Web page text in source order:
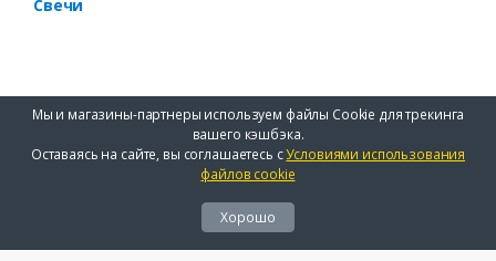
Свечи
Мы и магазины-партнеры используем файлы Cookie для трекинга
вашего кэшбэка.
Оставаясь на сайте, вы соглашаетесь сУсловиями использования
файлов cookie
Хорошо